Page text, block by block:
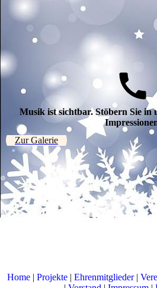
Musik ist sichtbar. Stöbern Sie in
Zur Galerie
Home| Projekte| Ehrenmitglieder|